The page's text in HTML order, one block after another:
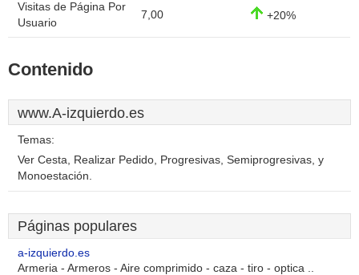
Visitas de Página Por
Usuario
7,00 +20%
Contenido
www.A-izquierdo.es
Temas:
Ver Cesta, Realizar Pedido, Progresivas, Semiprogresivas, y
Monoestación.
Páginas populares
a-izquierdo.es
Armeria - Armeros - Aire comprimido - caza - tiro - optica ..